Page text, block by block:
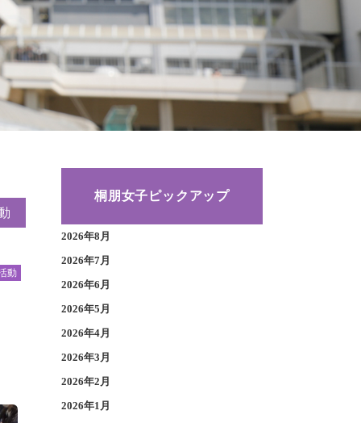
動
桐朋女子ピックアップ
2026年8月
2026年7月
2026年6月
2026年5月
2026年4月
2026年3月
2026年2月
2026年1月